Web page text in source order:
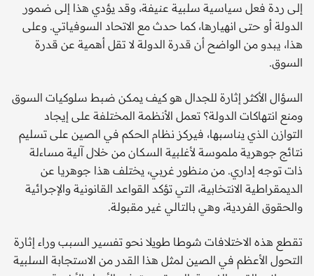
إلى ردة فعل سياسية سلبية عنيفة، وقد يؤدي هذا إلى ضمور
الدولة أو حتى انهيارها، كما حدث مع الاتحاد السوفياتي. وعلى
هذا، يبدو من الواضح أن قدرة الدولة لا تقل أهمية عن قدرة
السوق.
السؤال الأكثر إثارة للجدال هو كيف يمكن ضبط سلوكيات السوق
ومنع انتهاكات الدولة؟ تعمل الأنظمة المختلفة على إيجاد
التوازن الذي يناسبها، فيركز نظام الحكم في الصين على تسليم
نتائج جوهرية ملموسة لأغلبية السكان من خلال آلية مساءلة
ذات توجه إداري. من منظور غربي، يختلف هذا جوهريا عن
الديمقراطية الانتخابية، التي تؤكد القواعد القانونية والإجرائية
والحقوق الفردية، وهي بالتالي غير مقبولة.
تقطع هذه الاختلافات شوطا طويلا نحو تفسير السبب وراء إثارة
التحول الأعظم في الصين لمثل هذا القدر من الاستجابة السلبية